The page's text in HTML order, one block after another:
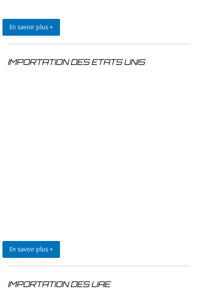
En savoir plus +
IMPORTATION DES ETATS UNIS
En savoir plus +
IMPORTATION DES UAE